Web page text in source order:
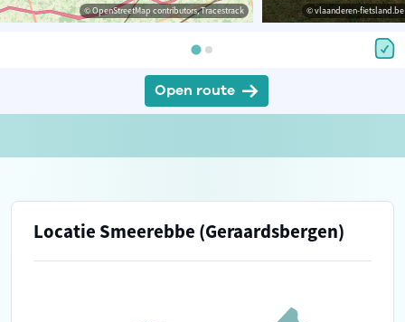
© OpenStreetMap contributors, Tracestrack © vlaanderen-fietsland.be
Open route
Locatie Smeerebbe (Geraardsbergen)